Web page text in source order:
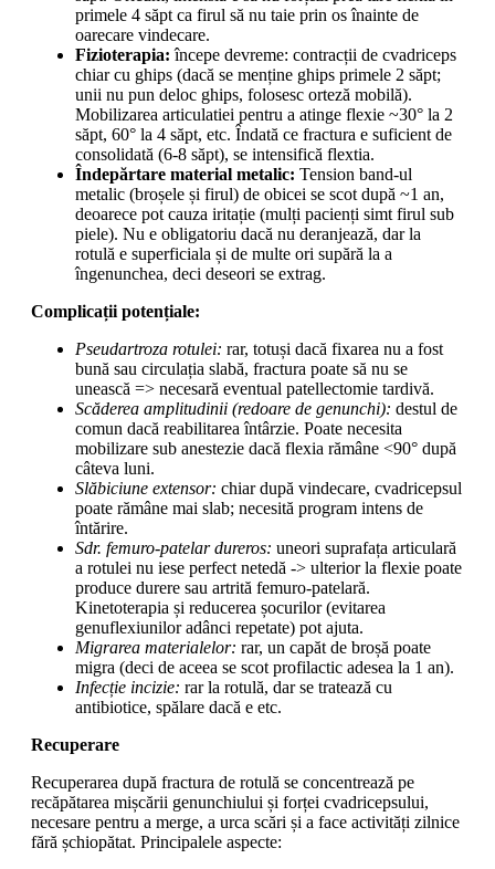
primele 4 săpt ca firul să nu taie prin os înainte de
oarecare vindecare.
Fizioterapia: începe devreme: contracții de cvadriceps
chiar cu ghips (dacă se menține ghips primele 2 săpt;
unii nu pun deloc ghips, folosesc orteză mobilă).
Mobilizarea articulatiei pentru a atinge flexie ~30° la 2
săpt, 60° la 4 săpt, etc. Îndată ce fractura e suficient de
consolidată (6-8 săpt), se intensifică flextia.
Îndepărtare material metalic: Tension band-ul
metalic (broșele și firul) de obicei se scot după ~1 an,
deoarece pot cauza iritație (mulți pacienți simt firul sub
piele). Nu e obligatoriu dacă nu deranjează, dar la
rotulă e superficiala și de multe ori supără la a
îngenunchea, deci deseori se extrag.
Complicații potențiale:
Pseudartroza rotulei: rar, totuși dacă fixarea nu a fost
bună sau circulația slabă, fractura poate să nu se
unească => necesară eventual patellectomie tardivă.
Scăderea amplitudinii (redoare de genunchi): destul de
comun dacă reabilitarea întârzie. Poate necesita
mobilizare sub anestezie dacă flexia rămâne <90° după
câteva luni.
Slăbiciune extensor: chiar după vindecare, cvadricepsul
poate rămâne mai slab; necesită program intens de
întărire.
Sdr. femuro-patelar dureros: uneori suprafața articulară
a rotulei nu iese perfect netedă -> ulterior la flexie poate
produce durere sau artrită femuro-patelară.
Kinetoterapia și reducerea șocurilor (evitarea
genuflexiunilor adânci repetate) pot ajuta.
Migrarea materialelor: rar, un capăt de broșă poate
migra (deci de aceea se scot profilactic adesea la 1 an).
Infecție incizie: rar la rotulă, dar se tratează cu
antibiotice, spălare dacă e etc.
Recuperare
Recuperarea după fractura de rotulă se concentrează pe
recăpătarea mișcării genunchiului și forței cvadricepsului,
necesare pentru a merge, a urca scări și a face activități zilnice
fără șchiopătat. Principalele aspecte: